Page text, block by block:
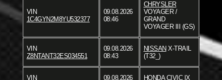
VIN
1C4GYN2M8YU532377
09.08.2026
08:46
CHRYSLER
VOYAGER /
GRAND
VOYAGER III (GS)
VIN
Z8NTANT32ES034551
09.08.2026
08:43
NISSAN X-TRAIL
(T32_)
VIN 09.08.2026 HONDACIVIC IX